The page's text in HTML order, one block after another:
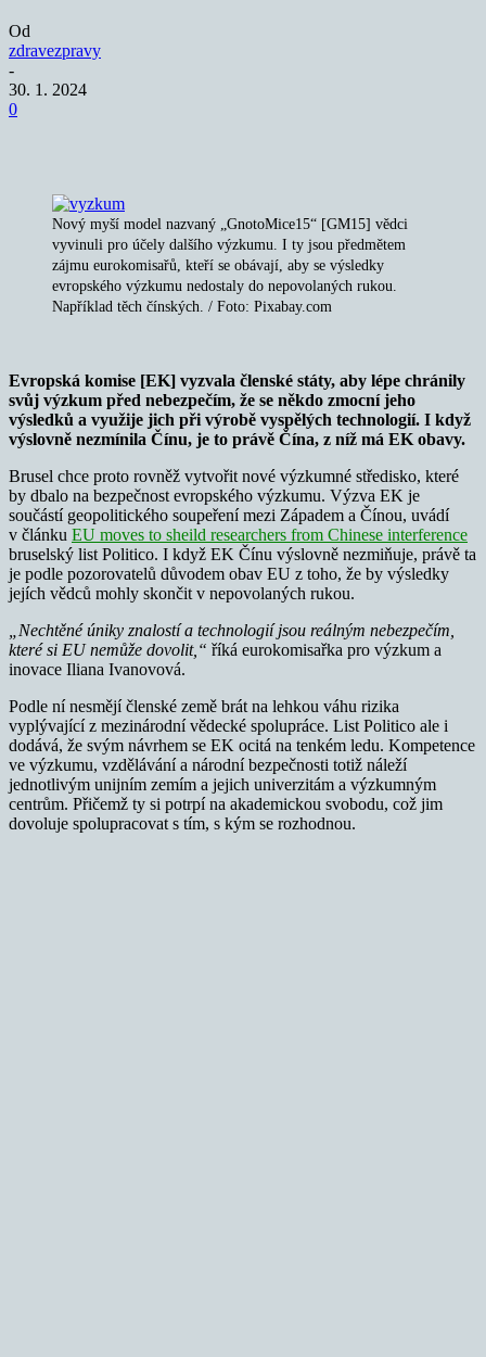
Od
zdravezpravy
-
30. 1. 2024
0
Nový myší model nazvaný „GnotoMice15“ [GM15] vědci
vyvinuli pro účely dalšího výzkumu. I ty jsou předmětem
zájmu eurokomisařů, kteří se obávají, aby se výsledky
evropského výzkumu nedostaly do nepovolaných rukou.
Například těch čínských. / Foto: Pixabay.com
Evropská komise [EK] vyzvala členské státy, aby lépe chránily
svůj výzkum před nebezpečím, že se někdo zmocní jeho
výsledků a využije jich při výrobě vyspělých technologií. I když
výslovně nezmínila Čínu, je to právě Čína, z níž má EK obavy.
Brusel chce proto rovněž vytvořit nové výzkumné středisko, které
by dbalo na bezpečnost evropského výzkumu. Výzva EK je
součástí geopolitického soupeření mezi Západem a Čínou, uvádí
v článku EU moves to sheild researchers from Chinese interference
bruselský list Politico. I když EK Čínu výslovně nezmiňuje, právě ta
je podle pozorovatelů důvodem obav EU z toho, že by výsledky
jejích vědců mohly skončit v nepovolaných rukou.
„Nechtěné úniky znalostí a technologií jsou reálným nebezpečím,
které si EU nemůže dovolit,“ říká eurokomisařka pro výzkum a
inovace Iliana Ivanovová.
Podle ní nesmějí členské země brát na lehkou váhu rizika
vyplývající z mezinárodní vědecké spolupráce. List Politico ale i
dodává, že svým návrhem se EK ocitá na tenkém ledu. Kompetence
ve výzkumu, vzdělávání a národní bezpečnosti totiž náleží
jednotlivým unijním zemím a jejich univerzitám a výzkumným
centrům. Přičemž ty si potrpí na akademickou svobodu, což jim
dovoluje spolupracovat s tím, s kým se rozhodnou.